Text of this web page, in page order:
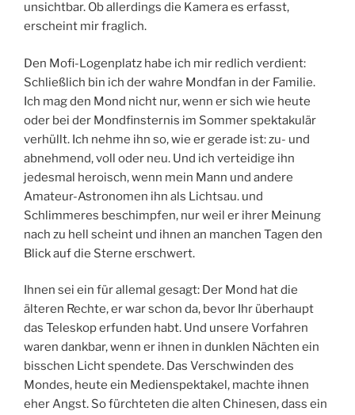
unsichtbar. Ob allerdings die Kamera es erfasst,
erscheint mir fraglich.
Den Mofi-Logenplatz habe ich mir redlich verdient:
Schließlich bin ich der wahre Mondfan in der Familie.
Ich mag den Mond nicht nur, wenn er sich wie heute
oder bei der Mondfinsternis im Sommer spektakulär
verhüllt. Ich nehme ihn so, wie er gerade ist: zu- und
abnehmend, voll oder neu. Und ich verteidige ihn
jedesmal heroisch, wenn mein Mann und andere
Amateur-Astronomen ihn als Lichtsau. und
Schlimmeres beschimpfen, nur weil er ihrer Meinung
nach zu hell scheint und ihnen an manchen Tagen den
Blick auf die Sterne erschwert.
Ihnen sei ein für allemal gesagt: Der Mond hat die
älteren Rechte, er war schon da, bevor Ihr überhaupt
das Teleskop erfunden habt. Und unsere Vorfahren
waren dankbar, wenn er ihnen in dunklen Nächten ein
bisschen Licht spendete. Das Verschwinden des
Mondes, heute ein Medienspektakel, machte ihnen
eher Angst. So fürchteten die alten Chinesen, dass ein